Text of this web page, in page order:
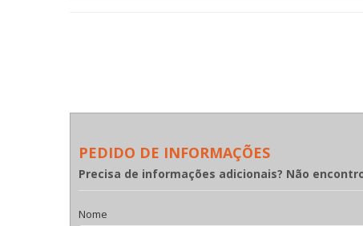
PEDIDO DE INFORMAÇÕES
Precisa de informações adicionais? Não
Nome